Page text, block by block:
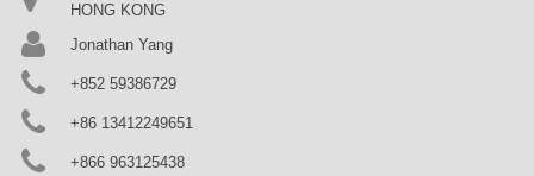
HONG KONG
Jonathan Yang
+852 59386729
+86 13412249651
+866 963125438